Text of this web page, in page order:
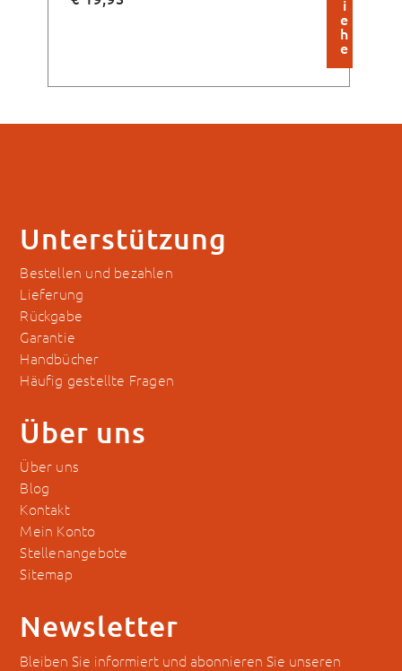
i
e
h
e
Unterstützung
Bestellen und bezahlen
Lieferung
Rückgabe
Garantie
Handbücher
Häufig gestellte Fragen
Über uns
Über uns
Blog
Kontakt
Mein Konto
Stellenangebote
Sitemap
Newsletter
Bleiben Sie informiert und abonnieren Sie unseren